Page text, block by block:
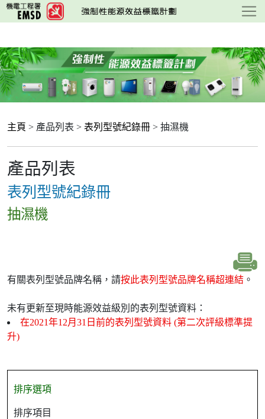
跳
至
要
內
容
主頁 > 產品列表 > 表列型號紀錄冊 > 抽濕機
產品列表
表列型號紀錄冊
抽濕機
有關表列型號品牌名稱，請按此表列型號品牌名稱超連結 。
未有更新至現時能源效益級別的表列型號資料：
在2021年12月31日前的表列型號資料 (第二次評級標準提
升)
排序選項
排序項目